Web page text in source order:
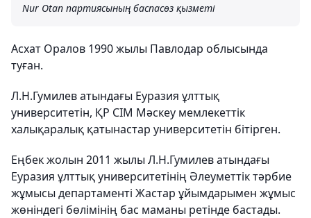
Nur Otan партиясының баспасөз қызметі
Асхат Оралов 1990 жылы Павлодар облысында
туған.
Л.Н.Гумилев атындағы Еуразия ұлттық
университетін, ҚР СІМ Мәскеу мемлекеттік
халықаралық қатынастар университетін бітірген.
Еңбек жолын 2011 жылы Л.Н.Гумилев атындағы
Еуразия ұлттық университетінің Әлеуметтік тәрбие
жұмысы департаменті Жастар ұйымдарымен жұмыс
жөніндегі бөлімінің бас маманы ретінде бастады.